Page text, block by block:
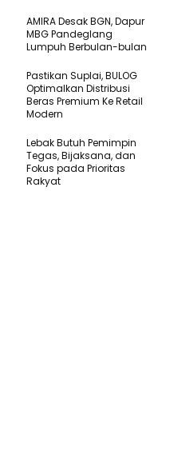
AMIRA Desak BGN, Dapur
MBG Pandeglang
Lumpuh Berbulan-bulan
Pastikan SupIai, BULOG
Optimalkan Distribusi
Beras Premium Ke Retail
Modern
Lebak Butuh Pemimpin
Tegas, Bijaksana, dan
Fokus pada Prioritas
Rakyat